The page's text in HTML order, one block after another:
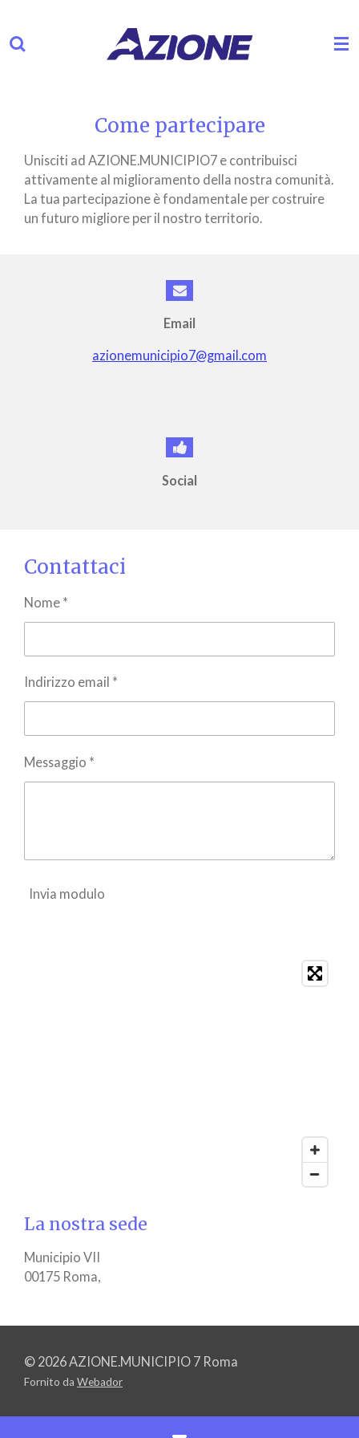
al
contenuto
Come partecipare
Unisciti ad AZIONE.MUNICIPIO7 e contribuisci
attivamente al miglioramento della nostra comunità.
La tua partecipazione è fondamentale per costruire
un futuro migliore per il nostro territorio.
Email
azionemunicipio7@gmail.com
Social
Contattaci
Nome *
Indirizzo email *
Messaggio *
Invia modulo
La nostra sede
Municipio VII
00175 Roma,
© 2026 AZIONE.MUNICIPIO 7 Roma
Fornito da Webador